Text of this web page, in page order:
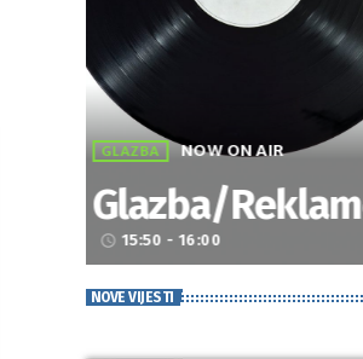
GLAZBA NOW ON AIR
Glazba/
access_time 15:50 - 16:00
NOVE VIJESTI